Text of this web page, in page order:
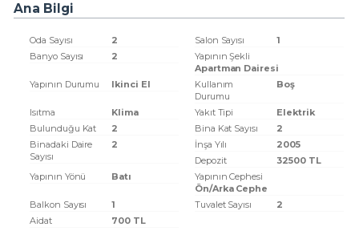
Ana Bilgi
Oda Sayısı 2 Salon Sayısı
1
Banyo Sayısı
2
Yapının Şekli
Apartman Dairesi
Yapının Durumu
Ikinci El
Kullanım
Durumu
Boş
Isıtma Klima Yakıt Tipi
Elektrik
Bulunduğu Kat
2 Bina Kat Sayısı
2
Binadaki Daire
Sayısı
2 İnşa Yılı
2005
Depozit
32500 TL
Yapının Yönü
Batı
Yapının Cephesi
Ön/Arka Cephe
Balkon Sayısı
1 Tuvalet Sayısı
2
Aidat
700 TL